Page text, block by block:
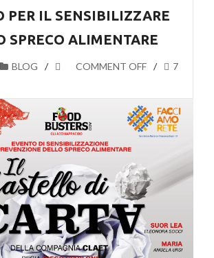
PER IL SENSIBILIZZARE
SPRECO ALIMENTARE
BLOG COMMENT OFF 7